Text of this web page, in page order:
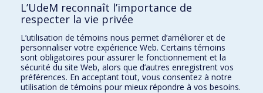
Écoles
Orthophonie et audiologie
Réadaptation
Directions
L’UdeM reconnaît l’importance de
respecter la vie privée
L’utilisation de témoins nous permet d’améliorer et de
personnaliser votre expérience Web. Certains témoins
sont obligatoires pour assurer le fonctionnement et la
sécurité du site Web, alors que d’autres enregistrent vos
préférences. En acceptant tout, vous consentez à notre
utilisation de témoins pour mieux répondre à vos besoins.